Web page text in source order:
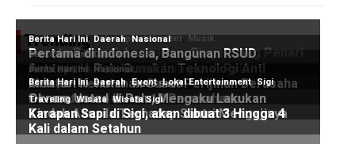
Trending